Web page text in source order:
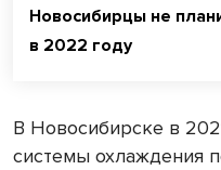
Новосибирцы не
в 2022 году
В Новосибирске в
системы охлаждения